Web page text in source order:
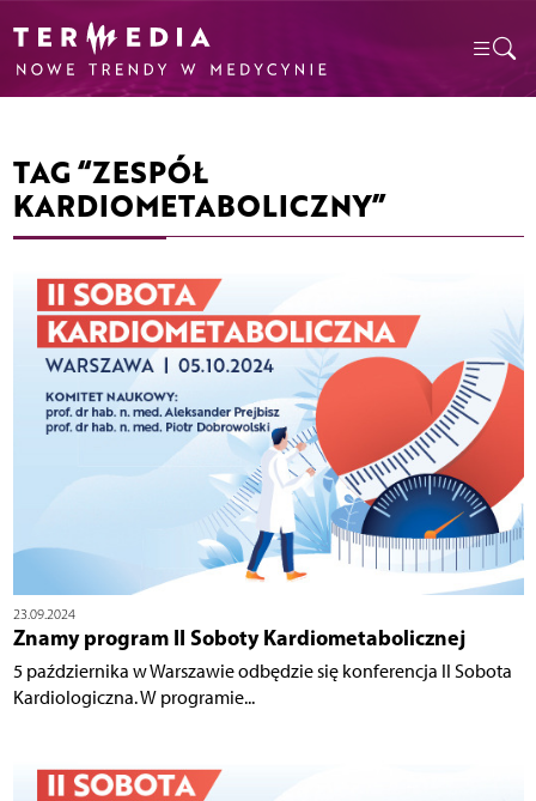
TAG “ZESPÓŁ
KARDIOMETABOLICZNY”
23.09.2024
Znamy program II Soboty Kardiometabolicznej
5 października w Warszawie odbędzie się konferencja II Sobota
Kardiologiczna. W programie...